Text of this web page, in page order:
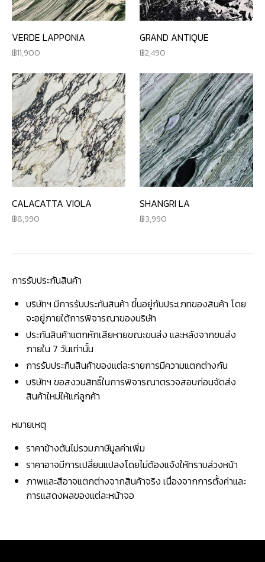
VERDE LAPPONIA
11,900
GRAND ANTIQUE
2,490
CALACATTA VIOLA
8,990
SHANGRI LA
3,990
การรับประกันสินค้า
บริษัทฯ มีการรับประกันสินค้า ขึ้นอยู่กับประเภทของสินค้า โดย
จะอยู่ภายใต้การพิจารณาของบริษัท
ประกันสินค้าแตกหักเสียหายขณะขนส่ง และหลังจากขนส่ง
ภายใน 7 วันเท่านั้น
การรับประกินสินค้าของแต่ละรายการมีความแตกต่างกัน
บริษัทฯ ขอสงวนสิทธิ์ในการพิจารณาตรวจสอบก่อนจัดส่ง
สินค้าใหม่ให้แก่ลูกค้า
หมายเหตุ
ราคาข้างต้นไม่รวมภาษีมูลค่าเพิ่ม
ราคาอาจมีการเปลี่ยนแปลงโดยไม่ต้องแจ้งให้ทราบล่วงหน้า
ภาพและสีอาจแตกต่างจากสินค้าจริง เนื่องจากการตั้งค่าและ
การแสดงผลของแต่ละหน้าจอ